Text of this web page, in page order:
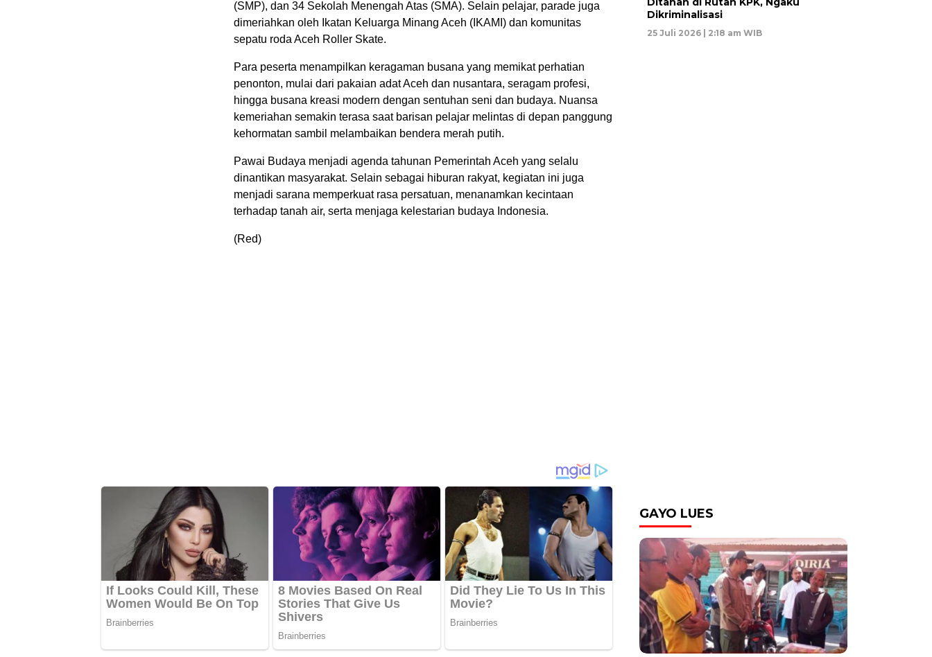
(SMP), dan 34 Sekolah Menengah Atas (SMA). Selain pelajar, parade juga
dimeriahkan oleh Ikatan Keluarga Minang Aceh (IKAMI) dan komunitas
sepatu roda Aceh Roller Skate.
Para peserta menampilkan keragaman busana yang memikat perhatian
penonton, mulai dari pakaian adat Aceh dan nusantara, seragam profesi,
hingga busana kreasi modern dengan sentuhan seni dan budaya. Nuansa
kemeriahan semakin terasa saat barisan pelajar melintas di depan panggung
kehormatan sambil melambaikan bendera merah putih.
Pawai Budaya menjadi agenda tahunan Pemerintah Aceh yang selalu
dinantikan masyarakat. Selain sebagai hiburan rakyat, kegiatan ini juga
menjadi sarana memperkuat rasa persatuan, menanamkan kecintaan
terhadap tanah air, serta menjaga kelestarian budaya Indonesia.
(Red)
Dikriminalisasi
25 Juli 2026 | 2:18 am WIB
GAYO LUES